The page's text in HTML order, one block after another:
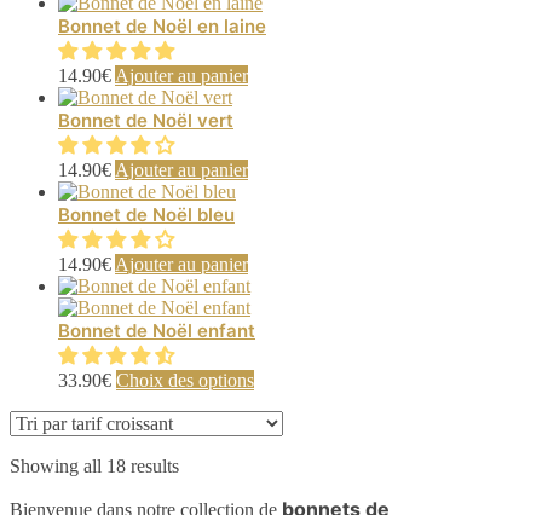
Bonnet de Noël en laine
14.90€ Ajouter au panier
Bonnet de Noël vert
14.90€ Ajouter au panier
Bonnet de Noël bleu
14.90€ Ajouter au panier
Bonnet de Noël enfant
33.90€ Choix des optionsCe
options
Showing all 18 resultsSorted
price:
Bienvenue dans notre collection de bonnets de